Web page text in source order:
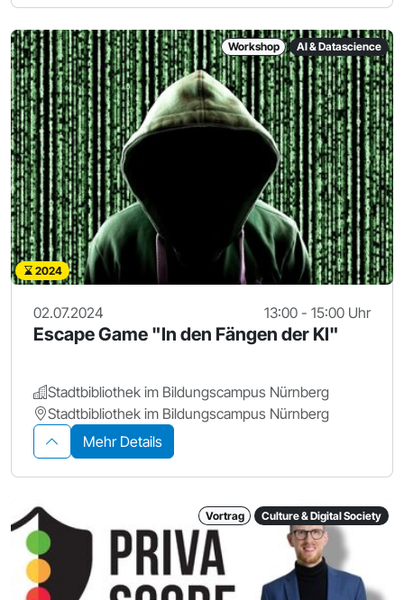
Workshop AI & Datascience
2024
02.07.2024 13:00 - 15:00 Uhr
Escape Game "In den Fängen der KI"
Stadtbibliothek im Bildungscampus Nürnberg
Stadtbibliothek im Bildungscampus Nürnberg
Mehr Details
Vortrag Culture & Digital Society